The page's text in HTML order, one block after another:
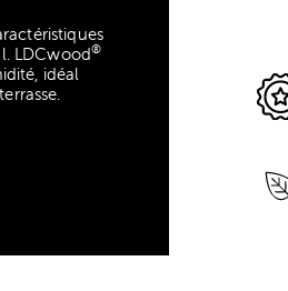
LDCwood®
idéal